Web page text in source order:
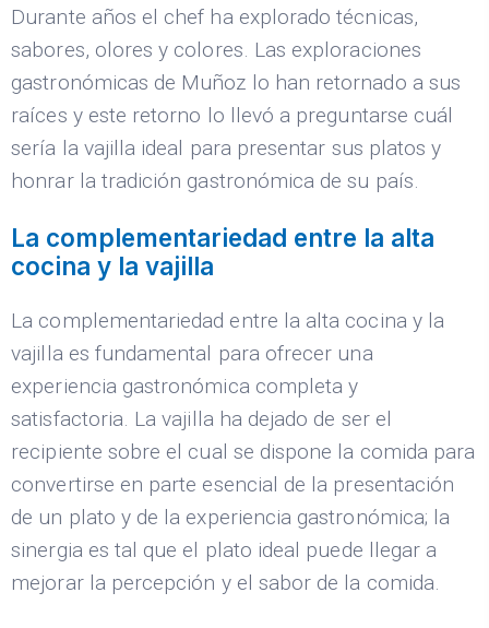
Durante años el chef ha explorado técnicas,
sabores, olores y colores. Las exploraciones
gastronómicas de Muñoz lo han retornado a sus
raíces y este retorno lo llevó a preguntarse cuál
sería la vajilla ideal para presentar sus platos y
honrar la tradición gastronómica de su país.
La complementariedad entre la alta
cocina y la vajilla
La complementariedad entre la alta cocina y la
vajilla es fundamental para ofrecer una
experiencia gastronómica completa y
satisfactoria. La vajilla ha dejado de ser el
recipiente sobre el cual se dispone la comida para
convertirse en parte esencial de la presentación
de un plato y de la experiencia gastronómica; la
sinergia es tal que el plato ideal puede llegar a
mejorar la percepción y el sabor de la comida.